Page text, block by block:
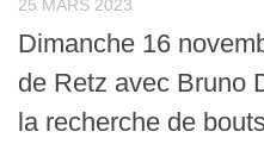
25 MARS 2023
Dimanche 16
de Retz avec Bruno
la recherche de